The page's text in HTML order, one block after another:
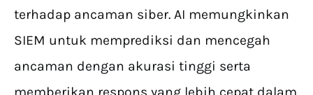
terhadap ancaman siber. AI memungkinkan
SIEM untuk memprediksi dan mencegah
ancaman dengan akurasi tinggi serta